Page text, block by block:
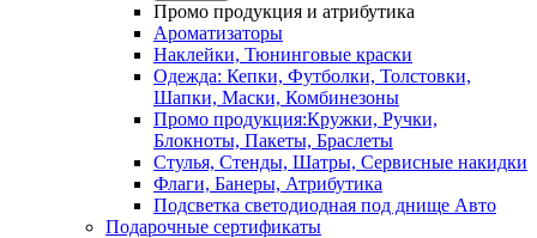
Промо продукция и атрибутика
Ароматизаторы
Наклейки, Тюнинговые краски
Одежда: Кепки, Футболки, Толстовки,
Шапки, Маски, Комбинезоны
Промо продукция:Кружки, Ручки,
Блокноты, Пакеты, Браслеты
Стулья, Стенды, Шатры, Сервисные накидки
Флаги, Банеры, Атрибутика
Подсветка светодиодная под днище Авто
Подарочные сертификаты